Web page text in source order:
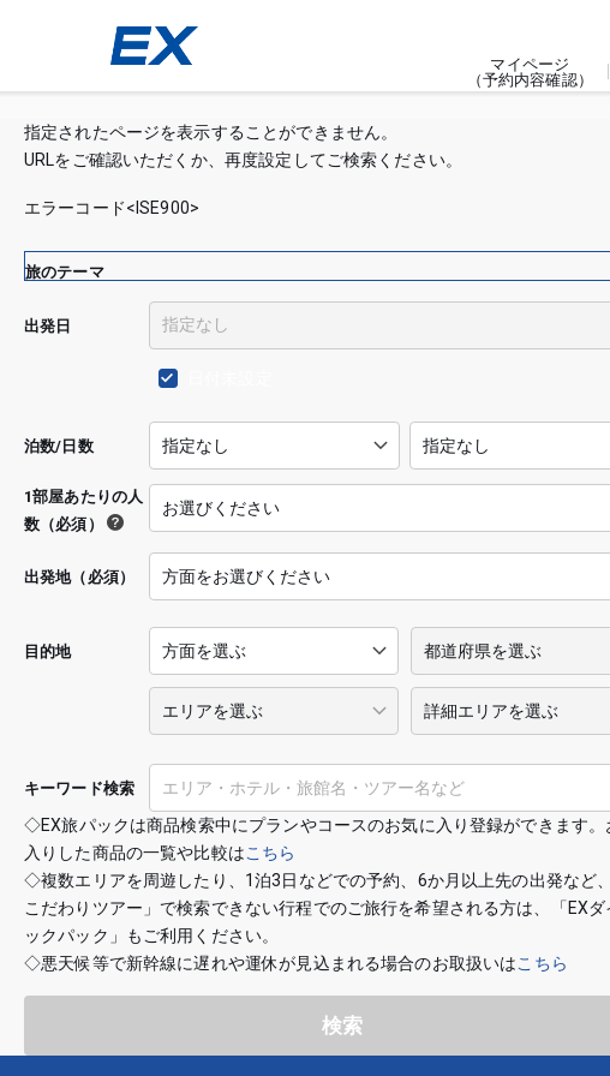
マイページ
（予約内容確認）
指定されたページを表示することができません。
URLをご確認いただくか、再度設定してご検索ください。
エラーコード<ISE900>
出発地（必須）
出発日
泊数/日数
1部屋あたりの人
数（必須）
目的地
キーワード検索
旅のテーマ
◇EX旅パックは商品検索中にプランやコースのお気に入り登録ができます。
入りした商品の一覧や比較はこちら
◇複数エリアを周遊したり、1泊3日などでの予約、6か月以上先の出発など
こだわりツアー」で検索できない行程でのご旅行を希望される方は、「EXダ
ックパック」もご利用ください。
◇悪天候等で新幹線に遅れや運休が見込まれる場合のお取扱いはこちら
検索